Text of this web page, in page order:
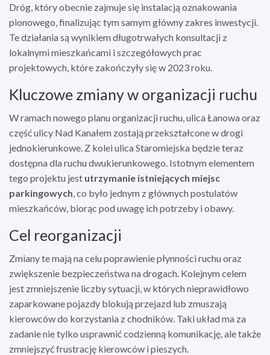
Dróg, który obecnie zajmuje się instalacją oznakowania
pionowego, finalizując tym samym główny zakres inwestycji.
Te działania są wynikiem długotrwałych konsultacji z
lokalnymi mieszkańcami i szczegółowych prac
projektowych, które zakończyły się w 2023 roku.
Kluczowe zmiany w organizacji ruchu
W ramach nowego planu organizacji ruchu, ulica Łanowa oraz
część ulicy Nad Kanałem zostają przekształcone w drogi
jednokierunkowe. Z kolei ulica Staromiejska będzie teraz
dostępna dla ruchu dwukierunkowego. Istotnym elementem
tego projektu jest utrzymanie istniejących miejsc
parkingowych, co było jednym z głównych postulatów
mieszkańców, biorąc pod uwagę ich potrzeby i obawy.
Cel reorganizacji
Zmiany te mają na celu poprawienie płynności ruchu oraz
zwiększenie bezpieczeństwa na drogach. Kolejnym celem
jest zmniejszenie liczby sytuacji, w których nieprawidłowo
zaparkowane pojazdy blokują przejazd lub zmuszają
kierowców do korzystania z chodników. Taki układ ma za
zadanie nie tylko usprawnić codzienną komunikację, ale także
zmniejszyć frustrację kierowców i pieszych.